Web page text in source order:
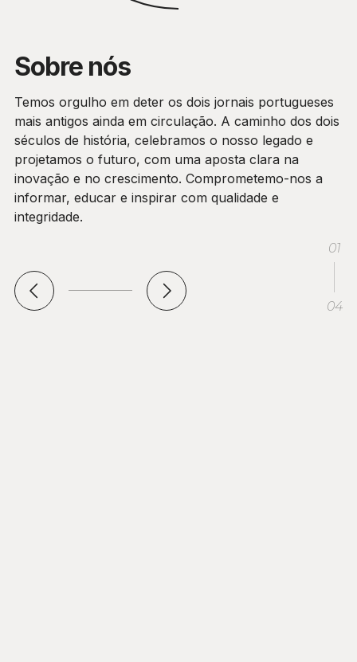
Sobre nós
Temos orgulho em deter os dois jornais portugueses
mais antigos ainda em circulação. A caminho dos dois
séculos de história, celebramos o nosso legado e
projetamos o futuro, com uma aposta clara na
inovação e no crescimento. Comprometemo-nos a
informar, educar e inspirar com qualidade e
integridade.
01
04